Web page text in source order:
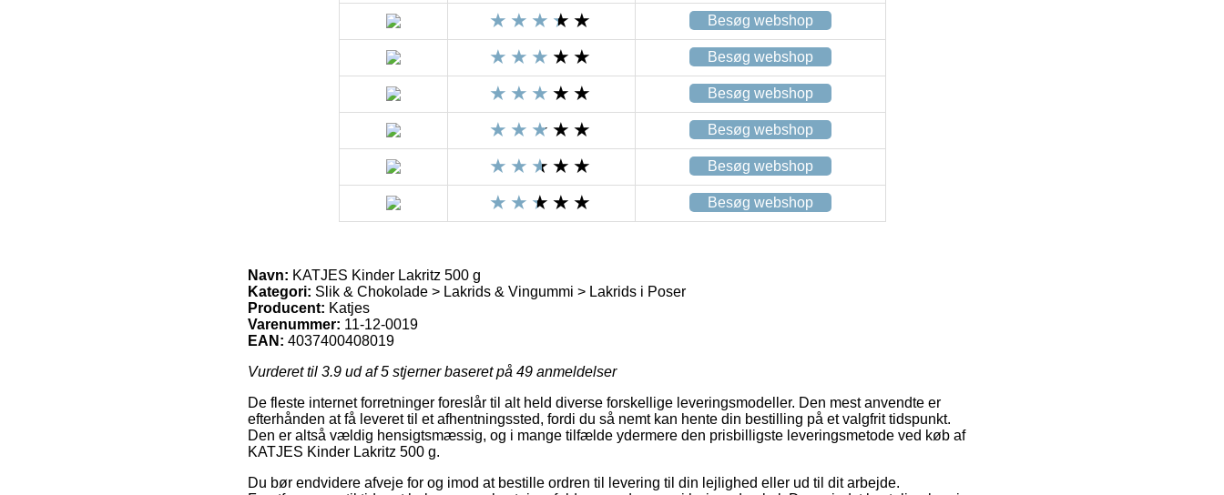
Besøg webshop
Besøg webshop
Besøg webshop
Besøg webshop
Besøg webshop
Besøg webshop
Navn: KATJES Kinder Lakritz 500 g
Kategori: Slik & Chokolade > Lakrids & Vingummi > Lakrids i Poser
Producent: Katjes
Varenummer: 11-12-0019
EAN: 4037400408019
Vurderet til 3.9 ud af 5 stjerner baseret på 49 anmeldelser
De fleste internet forretninger foreslår til alt held diverse forskellige leveringsmodeller. Den mest anvendte er
efterhånden at få leveret til et afhentningssted, fordi du så nemt kan hente din bestilling på et valgfrit tidspunkt.
Den er altså vældig hensigtsmæssig, og i mange tilfælde ydermere den prisbilligste leveringsmetode ved køb af
KATJES Kinder Lakritz 500 g.
Du bør endvidere afveje for og imod at bestille ordren til levering til din lejlighed eller ud til dit arbejde.